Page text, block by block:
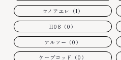
ウノアエレ（1）
H08（0）
アルソー（0）
ケープコッド（0）